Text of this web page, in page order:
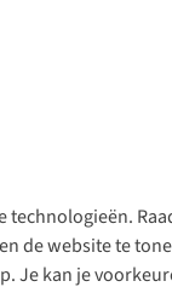
website te
Je kan je